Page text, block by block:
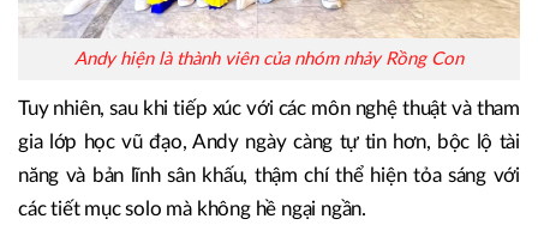
Andy hiện là thành viên của nhóm nhảy Rồng Con
Tuy nhiên, sau khi tiếp xúc với các môn nghệ thuật và tham
gia lớp học vũ đạo, Andy ngày càng tự tin hơn, bộc lộ tài
năng và bản lĩnh sân khấu, thậm chí thể hiện tỏa sáng với
các tiết mục solo mà không hề ngại ngần.